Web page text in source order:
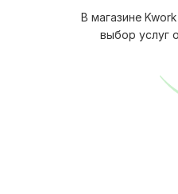
В магазине
выбор услуг